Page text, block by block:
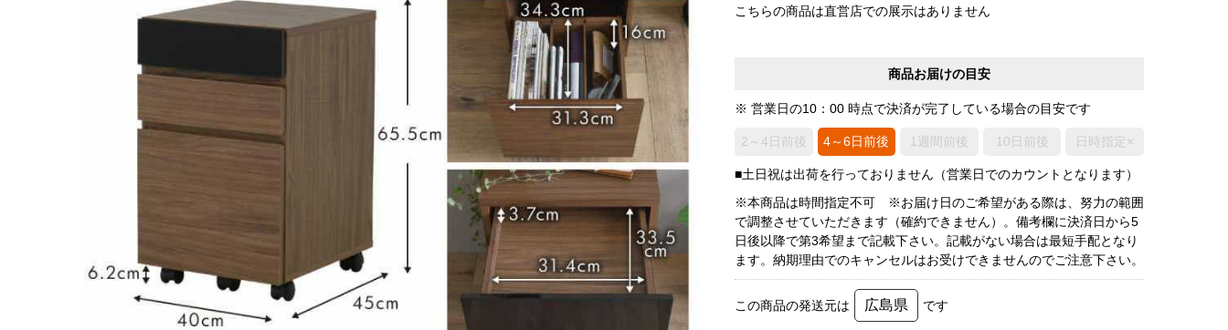
こちらの商品は直営店での展示はありません
商品お届けの目安
※ 営業日の10：00 時点で決済が完了している場合の目安です
2～4日前後 4～6日前後 1週間前後 10日前後 日時指定×
■土日祝は出荷を行っておりません（営業日でのカウントとなります）
※本商品は時間指定不可 ※お届け日のご希望がある際は、努力の範囲
で調整させていただきます（確約できません）。備考欄に決済日から5
日後以降で第3希望まで記載下さい。記載がない場合は最短手配となり
ます。納期理由でのキャンセルはお受けできませんのでご注意下さい。
この商品の発送元は 広島県 です